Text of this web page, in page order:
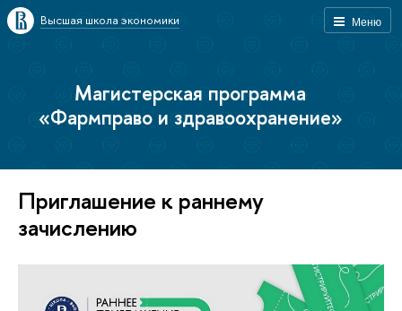
Меню
Высшая школа экономики
Магистерская программа
«Фармправо и здравоохранение»
Приглашение к раннему
зачислению